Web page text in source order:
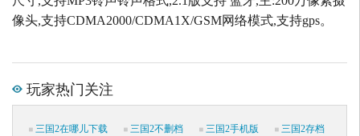
像头,支持CDMA2000/CDMA1X/GSM网络模式,支持gps。
玩家热门关注
三国2在哪儿下载 三国2不删档 三国2手机版
三国2存档